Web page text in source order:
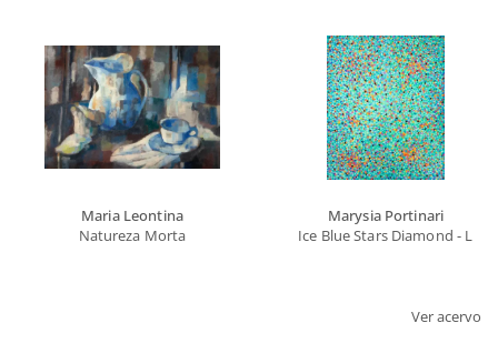
Maria Leontina
Natureza Morta
Marysia Portinari
Ice Blue Stars Diamond - Like
Ver acervo